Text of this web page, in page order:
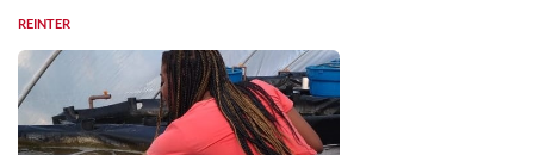
REINTER